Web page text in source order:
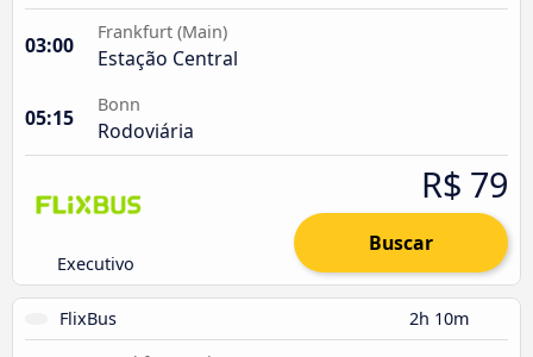
03:00
Frankfurt (Main)
Estação Central
05:15
Bonn
Rodoviária
Executivo
R$ 79
Buscar
FlixBus 2h 10m